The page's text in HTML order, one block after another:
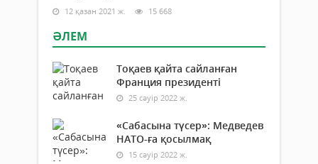
12 қазан 2021 ж. 15 668
ӘЛЕМ
Тоқаев қайта сайланған
Франция президенті
25 сәуір 2022 ж.
«Сабасына түсер»: Медведев
НАТО-ға қосылмақ
15 сәуір 2022 ж.